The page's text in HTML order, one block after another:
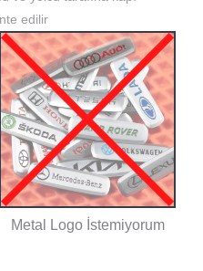
edilir
Metal Logo İstemiyorum